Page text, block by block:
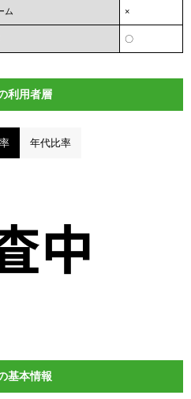
ム ×
〇
利用者層
年代比率
基本情報